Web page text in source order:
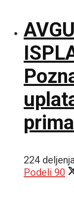
224 deljenja
Podeli 90